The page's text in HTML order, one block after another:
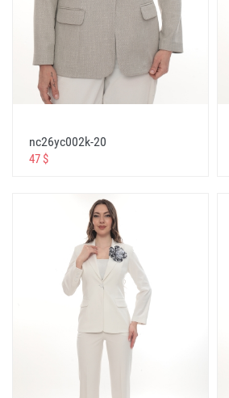
Sharbet Abiye , Max Cavalera ,
EFOR Laleli Toptan Satış ve
Babilon Fashion Store
stella mağazası toptan kadın giyim
stella store wholesale women's
стелла магазин женской
https://www.babilonstore.com
istabnul bayan giyim stella store
istabnul women's clothing stella
istabnul магазин женской
استبنول ستيلا للملابس النسائية
fimkastore , babilonstore ,
dossodossi, dosso dossi
velvet waggon vivento white
nc26yc002k-20
47 $